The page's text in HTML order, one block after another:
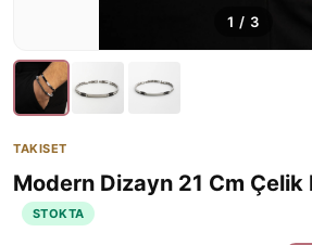
1 / 3
TAKISET
Modern Dizayn 21 Cm
STOKTA